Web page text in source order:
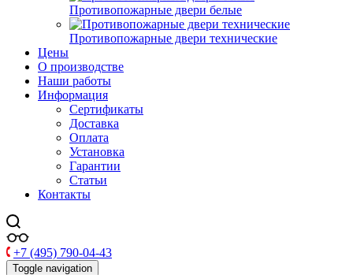
Противопожарные двери белые
Противопожарные двери технические
Цены
О производстве
Наши работы
Информация
Сертификаты
Доставка
Оплата
Установка
Гарантии
Статьи
Контакты
+7 (495) 790-04-43
Toggle navigation